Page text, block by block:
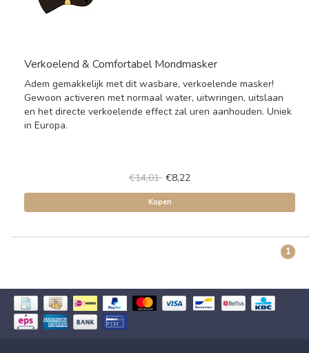
Verkoelend & Comfortabel Mondmasker
Adem gemakkelijk met dit wasbare, verkoelende masker!
Gewoon activeren met normaal water, uitwringen, uitslaan
en het directe verkoelende effect zal uren aanhouden. Uniek
in Europa.
€14,01 €8,22
Kopen
1